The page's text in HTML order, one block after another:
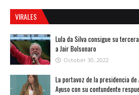
VIRALES
Lula da Silva consigue su
a Jair Bolsonaro
October 30, 2022
La portavoz de la presidencia
Ayuso con su contundente